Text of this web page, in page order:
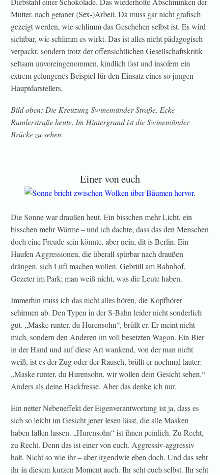
Mutter, nach getaner (Sex-)Arbeit. Da muss gar nicht grafisch
gezeigt werden, wie schlimm das Geschehen selbst ist. Es wird
sichtbar, wie schlimm es wirkt. Das ist alles nicht pädagogisch
verpackt, sondern trotz der offensichtlichen Gesellschaftskritik
seltsam unvoreingenommen, kindlich fast und insofern ein
extrem gelungenes Beispiel für den Einsatz eines so jungen
Hauptdarstellers.
Bild oben: Die Kreuzung Swinemünder Straße, Ecke
Ramlerstraße heute. Im Hintergrund ist die Swinemünder
Brücke zu sehen.
Einer von euch
Die Sonne war draußen heut. Ein bisschen mehr Licht, ein
bisschen mehr Wärme – und ich dachte, dass das den Menschen
doch eine Freude sein könnte, aber nein, dit is Berlin. Ein
Haufen Aggressionen, die überall spürbar nach draußen
drängen, sich Luft machen wollen. Gebrüll am Bahnhof,
Gezeter im Park; man weiß nicht, was die Leute haben.
Immerhin muss ich das nicht alles hören, die Kopfhörer
schirmen ab. Den Typen in der S-Bahn leider nicht sonderlich
gut. „Maske runter, du Hurensohn“, brüllt er. Er meint nicht
mich, sondern den Anderen im voll besetzten Wagon. Ein Bier
in der Hand und auf diese Art wankend, von der man nicht
weiß, ist es der Zug oder der Rausch, brüllt er nochmal lauter:
„Maske runter, du Hurensohn, wir wollen dein Gesicht sehen.“
Anders als deine Hackfresse. Aber das denke ich nur.
Ein netter Nebeneffekt der Eigenverantwortung ist ja, dass es
sich so leicht im Gesicht jener lesen lässt, die alle Masken
haben fallen lassen. „Hurensohn“ ist ihnen peinlich. Zu Recht,
zu Recht. Denn das ist einer von euch. Aggressiv-aggressiv
halt. Nicht so wie ihr – aber irgendwie eben doch. Und das seht
ihr in diesem kurzen Moment auch. Ihr seht euch selbst. Ihr seht